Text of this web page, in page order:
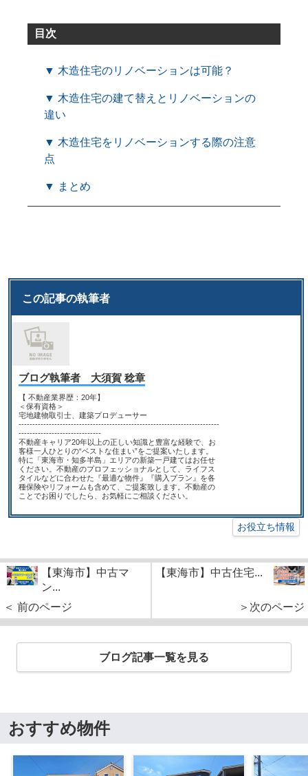
目次
▼ 木造住宅のリノベーションは可能？
▼ 木造住宅の建て替えとリノベーションの
違い
▼ 木造住宅をリノベーションする際の注意
点
▼ まとめ
この記事の執筆者
ブログ執筆者 大須賀 稔章
【 不動産業界歴：20年】
＜保有資格＞
宅地建物取引士、建築プロデューサー
-------------------------------------------------------------------------
------------------------------
不動産キャリア20年以上の正しい知識と豊富な経験で、お
客様一人ひとりの“ベストな住まい”をご提案いたします。
特に「東海市・知多半島」エリアの新築一戸建てはお任せ
ください。不動産のプロフェッショナルとして、ライフス
タイルなどに合わせた『最適な物件』『購入プラン』を各
種保険やリフォームも含めて、ご提案致します。不動産の
ことでお困りでしたら、お気軽にご相談ください。
お役立ち情報
【東海市】中古マ
ン...
＜ 前のページ
【東海市】中古住宅...
＞次のページ
ブログ記事一覧を見る
おすすめ物件